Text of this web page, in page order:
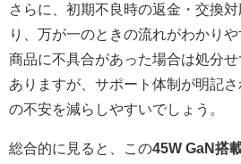
さらに、初期不良時の返金・交換
り、万が一のときの流れがわかりや
商品に不具合があった場合は処分
ありますが、サポート体制が明記
の不安を減らしやすいでしょう。
総合的に見ると、この45W GaN搭